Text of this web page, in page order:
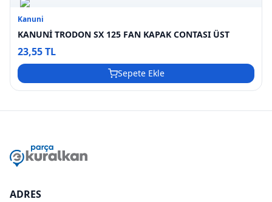
Kanuni
KANUNİ TRODON SX 125 FAN KAPAK CONTASI ÜST
23,55 TL
Sepete Ekle
ADRES